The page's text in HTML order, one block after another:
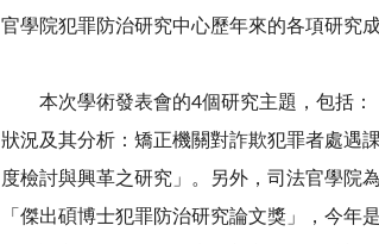
官學院犯罪防治研究中心歷年來的各項研究
本次學術發表會的4個研究主題，包括
狀況及其分析：矯正機關對詐欺犯罪者處遇
度檢討與興革之研究」。另外，司法官學院
「傑出碩博士犯罪防治研究論文獎」，今